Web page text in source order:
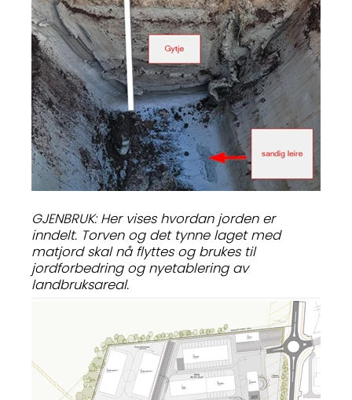
GJENBRUK: Her vises hvordan jorden er
inndelt. Torven og det tynne laget med
matjord skal nå flyttes og brukes til
jordforbedring og nyetablering av
landbruksareal.